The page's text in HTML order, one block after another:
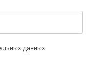
данных